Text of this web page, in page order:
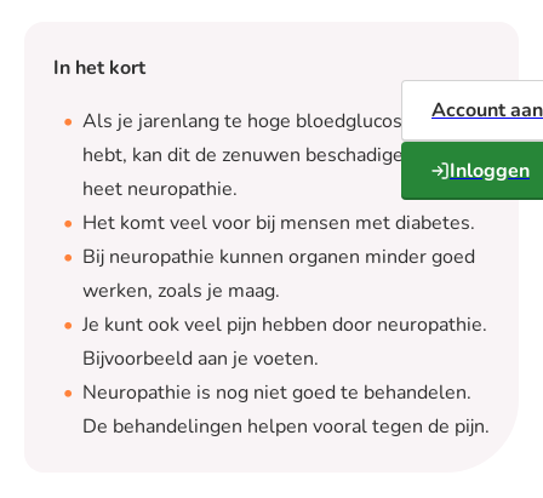
Account
Inloggen
In het kort
Als je jarenlang te hoge bloedglucosewaarden
hebt, kan dit de zenuwen beschadigen. Dit
heet neuropathie.
Het komt veel voor bij mensen met diabetes.
Bij neuropathie kunnen organen minder goed
werken, zoals je maag.
Je kunt ook veel pijn hebben door neuropathie.
Bijvoorbeeld aan je voeten.
Neuropathie is nog niet goed te behandelen.
De behandelingen helpen vooral tegen de pijn.